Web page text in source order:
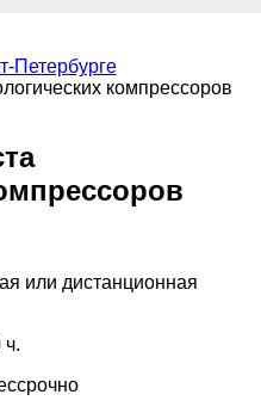
Петербурге
компрессоров
или дистанционная
ч.